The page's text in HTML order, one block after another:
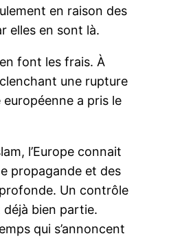
en raison des
elles en sont là.
font les frais. À
une rupture
a pris le
l’Europe connait
propagande et des
Un contrôle
bien partie.
qui s’annoncent